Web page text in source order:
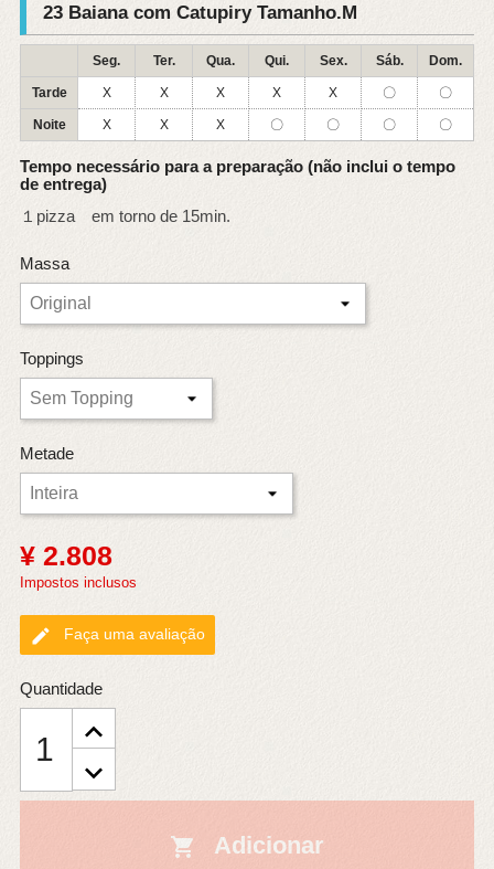
23 Baiana com Catupiry Tamanho.M
Seg. Ter. Qua. Qui. Sex. Sáb. Dom.
Tarde X X X X X 〇 〇
Noite X X X 〇 〇 〇 〇
Tempo necessário para a preparação (não inclui o tempo
de entrega)
１pizza em torno de 15min.
Massa
Toppings
Metade
¥ 2.808
Impostos inclusos
edit Faça uma avaliação
Quantidade
 Adicionar